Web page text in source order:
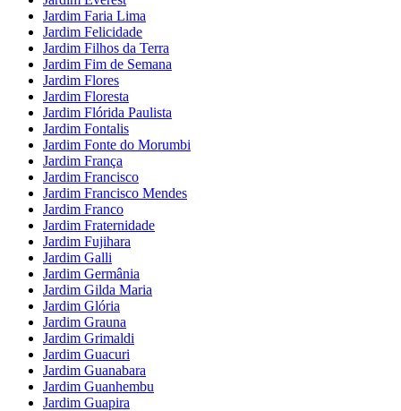
Jardim Faria Lima
Jardim Felicidade
Jardim Filhos da Terra
Jardim Fim de Semana
Jardim Flores
Jardim Floresta
Jardim Flórida Paulista
Jardim Fontalis
Jardim Fonte do Morumbi
Jardim França
Jardim Francisco
Jardim Francisco Mendes
Jardim Franco
Jardim Fraternidade
Jardim Fujihara
Jardim Galli
Jardim Germânia
Jardim Gilda Maria
Jardim Glória
Jardim Grauna
Jardim Grimaldi
Jardim Guacuri
Jardim Guanabara
Jardim Guanhembu
Jardim Guapira